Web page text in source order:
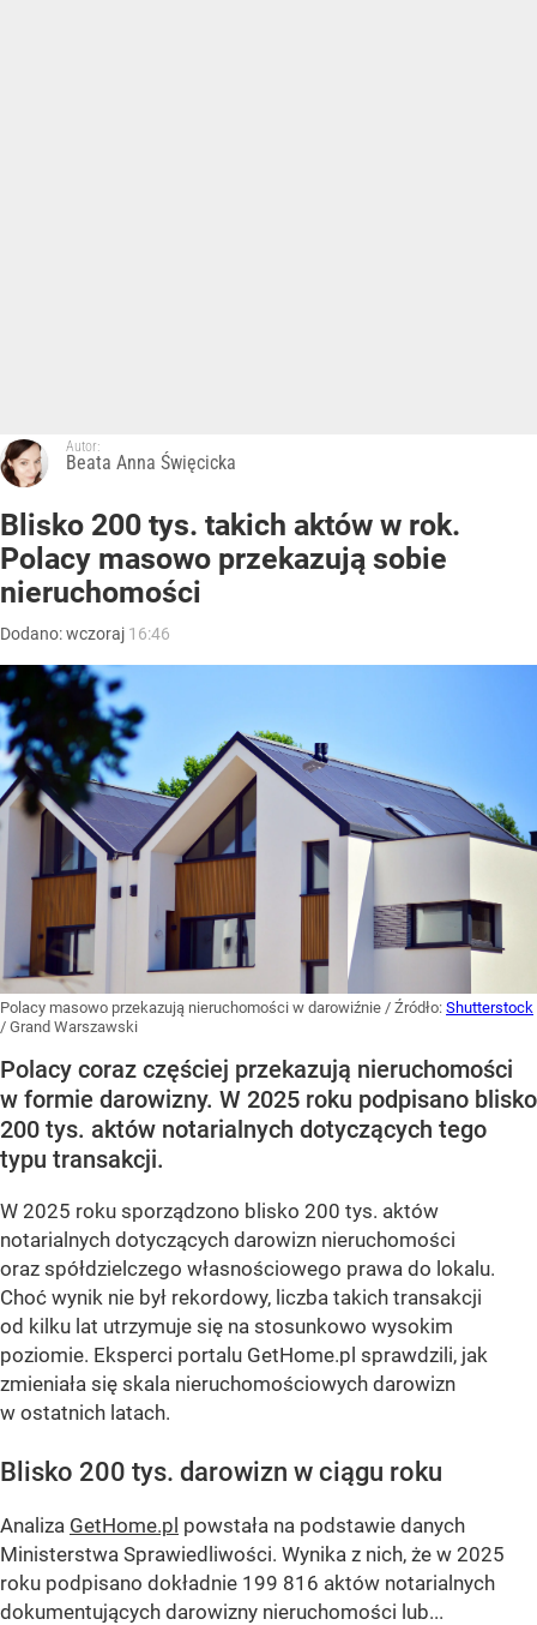
Autor:
Beata Anna Święcicka
Blisko 200 tys. takich aktów w rok.
Polacy masowo przekazują sobie
nieruchomości
Dodano:wczoraj 16:46
Polacy masowo przekazują nieruchomości w darowiźnie / Źródło: Shutterstock
/ Grand Warszawski
Polacy coraz częściej przekazują nieruchomości
w formie darowizny. W 2025 roku podpisano blisko
200 tys. aktów notarialnych dotyczących tego
typu transakcji.
W 2025 roku sporządzono blisko 200 tys. aktów
notarialnych dotyczących darowizn nieruchomości
oraz spółdzielczego własnościowego prawa do lokalu.
Choć wynik nie był rekordowy, liczba takich transakcji
od kilku lat utrzymuje się na stosunkowo wysokim
poziomie. Eksperci portalu GetHome.pl sprawdzili, jak
zmieniała się skala nieruchomościowych darowizn
w ostatnich latach.
Blisko 200 tys. darowizn w ciągu roku
Analiza GetHome.pl powstała na podstawie danych
Ministerstwa Sprawiedliwości. Wynika z nich, że w 2025
roku podpisano dokładnie 199 816 aktów notarialnych
dokumentujących darowizny nieruchomości lub...